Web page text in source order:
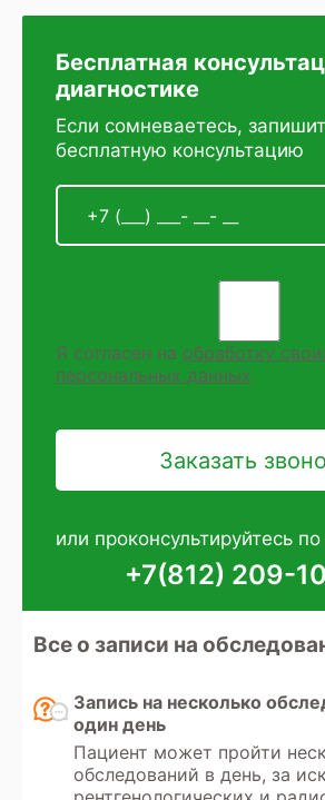
Бесплатная
диагностике
Если сомневаетесь,
бесплатную консультацию
Я согласен на обработку
персональных данных
или проконсультируйтесь
+7(812) 209-
Все о записи на
Запись на несколько
один день
Пациент может пройти
обследований в день, за